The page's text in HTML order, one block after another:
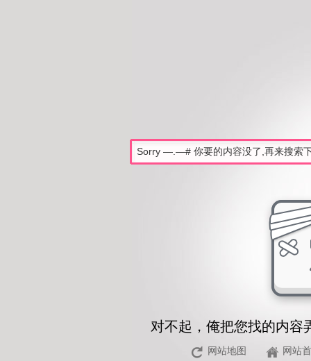
对不起，俺把您找的内容
网站地图 网站